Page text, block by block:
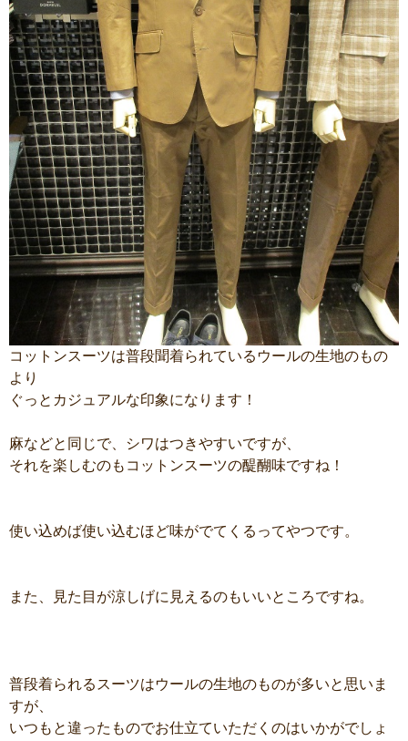
コットンスーツは普段聞着られているウールの生地のもの
より
ぐっとカジュアルな印象になります！
麻などと同じで、シワはつきやすいですが、
それを楽しむのもコットンスーツの醍醐味ですね！
使い込めば使い込むほど味がでてくるってやつです。
また、見た目が涼しげに見えるのもいいところですね。
普段着られるスーツはウールの生地のものが多いと思いま
すが、
いつもと違ったものでお仕立ていただくのはいかがでしょ